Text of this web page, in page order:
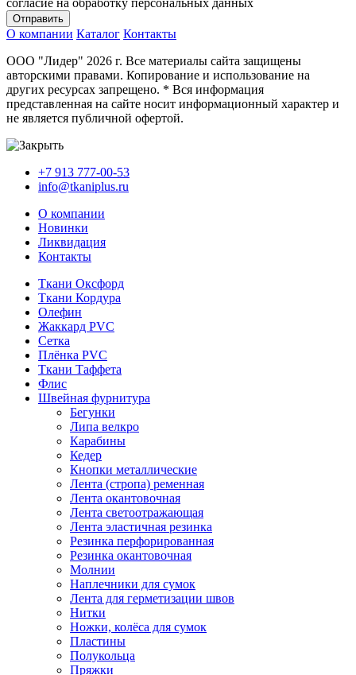
согласие на обработку персональных данных
Отправить
О компании Каталог Контакты
ООО "Лидер" 2026 г. Все материалы сайта защищены
авторскими правами. Копирование и использование на
других ресурсах запрещено. * Вся информация
представленная на сайте носит информационный характер и
не является публичной офертой.
+7 913 777-00-53
info@tkaniplus.ru
О компании
Новинки
Ликвидация
Контакты
Ткани Оксфорд
Ткани Кордура
Олефин
Жаккард PVC
Сетка
Плёнка PVC
Ткани Таффета
Флис
Швейная фурнитура
Бегунки
Липа велкро
Карабины
Кедер
Кнопки металлические
Лента (стропа) ременная
Лента окантовочная
Лента светоотражающая
Лента эластичная резинка
Резинка перфорированная
Резинка окантовочная
Молнии
Наплечники для сумок
Лента для герметизации швов
Нитки
Ножки, колёса для сумок
Пластины
Полукольца
Пряжки